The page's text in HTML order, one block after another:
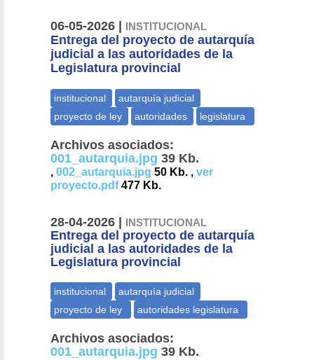
06-05-2026 | INSTITUCIONAL
Entrega del proyecto de autarquía
judicial a las autoridades de la
Legislatura provincial
Archivos asociados:
001_autarquia.jpg 39 Kb.
,002_autarquia.jpg 50 Kb. ,ver
proyecto.pdf477 Kb.
28-04-2026 | INSTITUCIONAL
Entrega del proyecto de autarquía
judicial a las autoridades de la
Legislatura provincial
Archivos asociados:
001_autarquia.jpg 39 Kb.